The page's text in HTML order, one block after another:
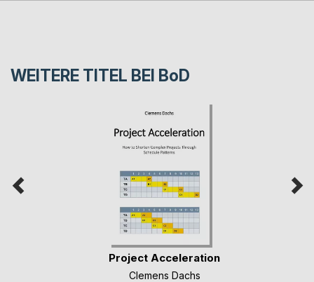
WEITERE TITEL BEI BoD
Project Acceleration
Clemens Dachs